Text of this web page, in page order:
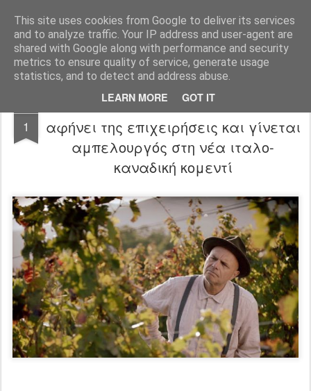
This site uses cookies from Google to deliver its services
and to analyze traffic. Your IP address and user-agent are
shared with Google along with performance and security
metrics to ensure quality of service, generate usage
statistics, and to detect and address abuse.
LEARN MORE GOT IT
FilmBoy
1
From The Vine trailer: Ο Joe Pantoliano
αφήνει της επιχειρήσεις και γίνεται
αμπελουργός στη νέα ιταλο-
καναδική κομεντί